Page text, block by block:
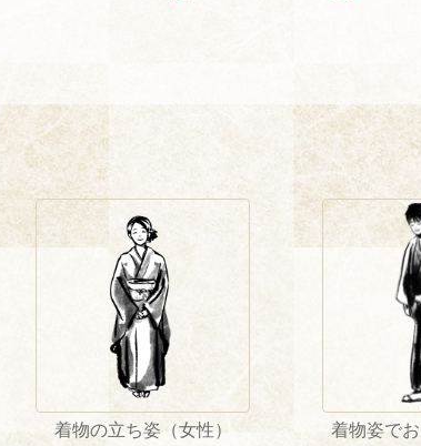
着物の立ち姿（女性） 着物姿でお